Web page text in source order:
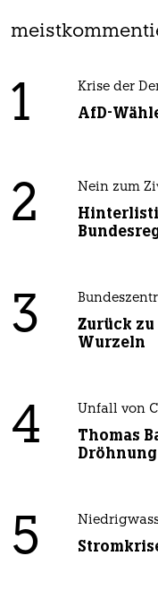
1 Krise der
AfD-
2 Nein zum
3
Zurück
Wurzeln
4 Unfall von
Thomas
Dröhnung
5